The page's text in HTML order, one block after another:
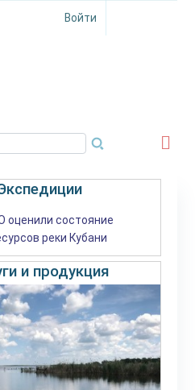
Войти
оценили состояние
реки Кубани
и продукция